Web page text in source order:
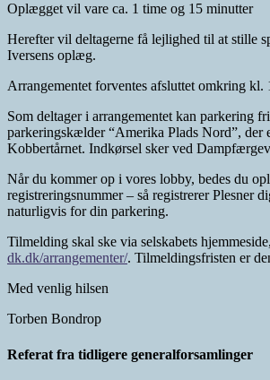
Oplægget vil vare ca. 1 time og 15 minutter
Herefter vil deltagerne få lejlighed til at stille
Iversens oplæg.
Arrangementet forventes afsluttet omkring kl.
Som deltager i arrangementet kan parkering
parkeringskælder “Amerika Plads Nord”, der
Kobbertårnet. Indkørsel sker ved
Når du kommer op i vores lobby, bedes du
registreringsnummer – så registrerer Plesner
naturligvis for din parkering.
Tilmelding skal ske via selskabets hjemmeside,
dk.dk/arrangementer/. Tilmeldingsfristen er
Med venlig hilsen
Torben Bondrop
Referat fra tidligere generalforsamlinger